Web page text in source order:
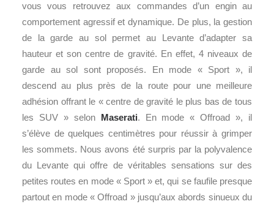
vous vous retrouvez aux commandes d’un engin au
comportement agressif et dynamique. De plus, la gestion
de la garde au sol permet au Levante d’adapter sa
hauteur et son centre de gravité. En effet, 4 niveaux de
garde au sol sont proposés. En mode « Sport », il
descend au plus près de la route pour une meilleure
adhésion offrant le « centre de gravité le plus bas de tous
les SUV » selon Maserati. En mode « Offroad », il
s’élève de quelques centimètres pour réussir à grimper
les sommets. Nous avons été surpris par la polyvalence
du Levante qui offre de véritables sensations sur des
petites routes en mode « Sport » et, qui se faufile presque
partout en mode « Offroad » jusqu’aux abords sinueux du